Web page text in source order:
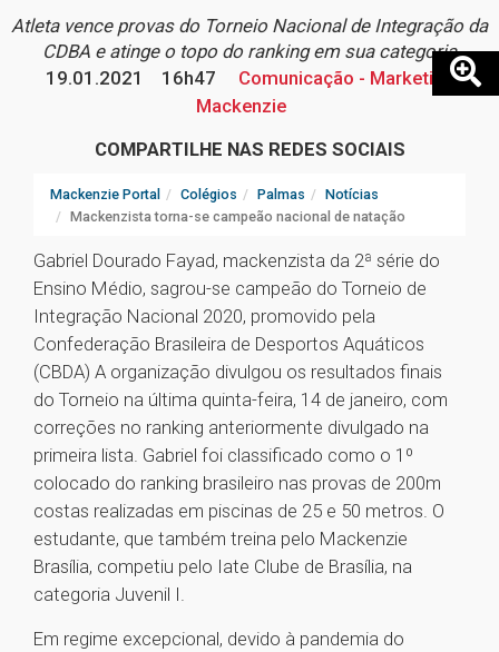
Atleta vence provas do Torneio Nacional de Integração da
CDBA e atinge o topo do ranking em sua categoria
19.01.2021
16h47
Comunicação - Marketing
Mackenzie
COMPARTILHE NAS REDES SOCIAIS
Mackenzie Portal Colégios Palmas
Notícias
Mackenzista torna-se campeão nacional de natação
Gabriel Dourado Fayad, mackenzista da 2ª série do
Ensino Médio, sagrou-se campeão do Torneio de
Integração Nacional 2020, promovido pela
Confederação Brasileira de Desportos Aquáticos
(CBDA) A organização divulgou os resultados finais
do Torneio na última quinta-feira, 14 de janeiro, com
correções no ranking anteriormente divulgado na
primeira lista. Gabriel foi classificado como o 1º
colocado do ranking brasileiro nas provas de 200m
costas realizadas em piscinas de 25 e 50 metros. O
estudante, que também treina pelo Mackenzie
Brasília, competiu pelo Iate Clube de Brasília, na
categoria Juvenil I.
Em regime excepcional, devido à pandemia do